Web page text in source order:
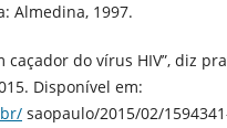
Almedina, 1997.
caçador do vírus HIV”, diz
Disponível em:
saopaulo/2015/02/